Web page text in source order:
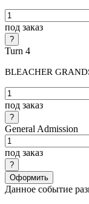
под заказ
Turn 4
BLEACHER
под заказ
General Admission
под заказ
Оформить
Данное событие